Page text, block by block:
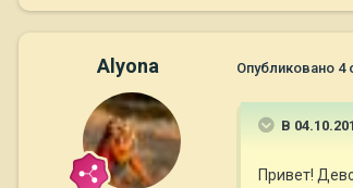
Alyona Опубликовано 4
В
Привет!